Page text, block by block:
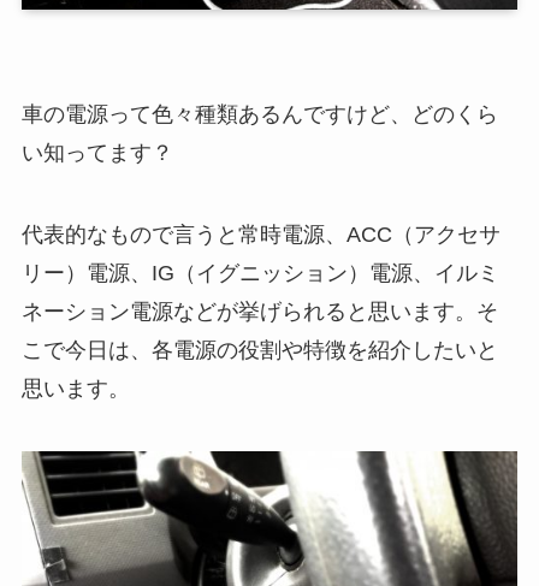
車の電源って色々種類あるんですけど、どのくら
い知ってます？
代表的なもので言うと常時電源、ACC（アクセサ
リー）電源、IG（イグニッション）電源、イルミ
ネーション電源などが挙げられると思います。そ
こで今日は、各電源の役割や特徴を紹介したいと
思います。